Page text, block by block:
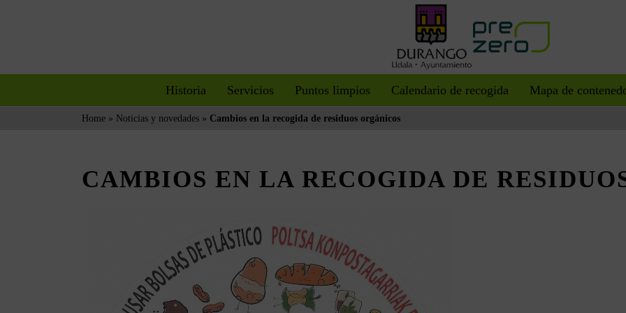
Historia Servicios Puntos limpios Calendario de recogida Mapa de
Home » Noticias y novedades » Cambios en la recogida de residuos orgánicos
CAMBIOS EN LA RECOGIDA DE